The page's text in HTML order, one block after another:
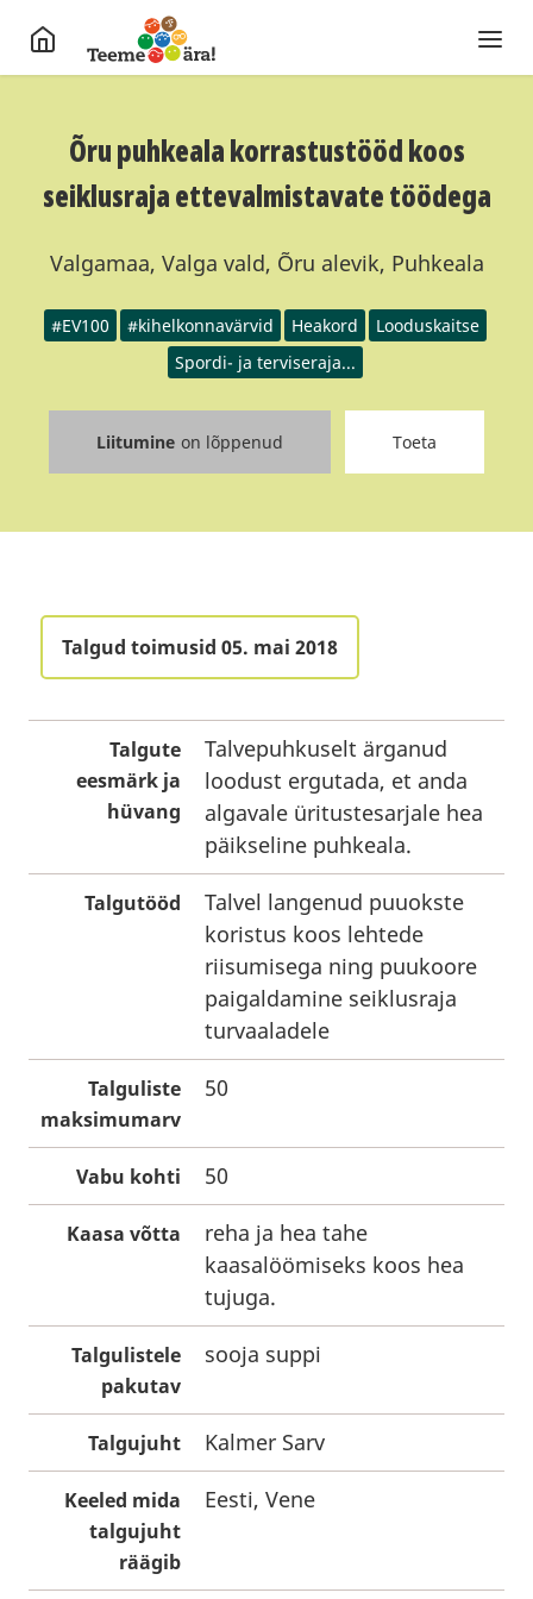
Õru puhkeala korrastustööd koos
seiklusraja ettevalmistavate töödega
Valgamaa, Valga vald, Õru alevik, Puhkeala
#EV100 #kihelkonnavärvid Heakord
Looduskaitse
Spordi- ja terviseraja...
Liitumine on lõppenud Toeta
Talgud toimusid 05. mai 2018
Talgute
eesmärk ja
hüvang
Talvepuhkuselt ärganud
loodust ergutada, et anda
algavale üritustesarjale hea
päikseline puhkeala.
Talgutööd
Talvel langenud puuokste
koristus koos lehtede
riisumisega ning puukoore
paigaldamine seiklusraja
turvaaladele
Talguliste
maksimumarv
50
Vabu kohti 50
Kaasa võtta
reha ja hea tahe
kaasalöömiseks koos hea
tujuga.
Talgulistele
pakutav
sooja suppi
Talgujuht Kalmer Sarv
Keeled mida
talgujuht
räägib
Eesti, Vene